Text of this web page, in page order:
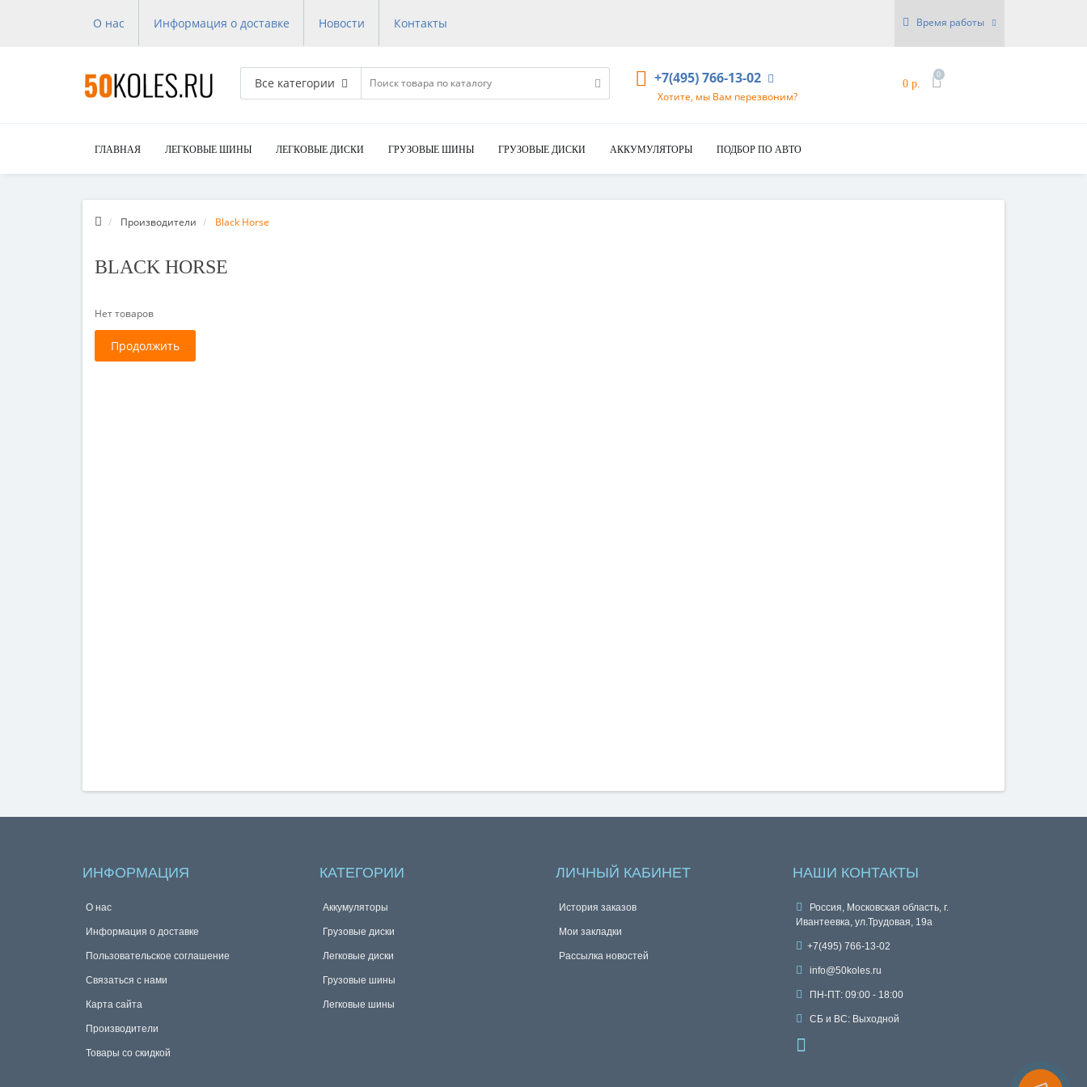
О нас Информация о доставке Новости Контакты Время работы
Все категории +7(495) 766-13-02
Хотите, мы Вам перезвоним?
0 р.
0
ГЛАВНАЯ ЛЕГКОВЫЕ ШИНЫ ЛЕГКОВЫЕ ДИСКИ ГРУЗОВЫЕ ШИНЫ ГРУЗОВЫЕ ДИСКИ АККУМУЛЯТОРЫ ПОДБОР ПО АВТО
Производители Black Horse
BLACK HORSE
Нет товаров
Продолжить
ИНФОРМАЦИЯ
О нас
Информация о доставке
Пользовательское соглашение
Связаться с нами
Карта сайта
Производители
Товары со скидкой
КАТЕГОРИИ
Аккумуляторы
Грузовые диски
Легковые диски
Грузовые шины
Легковые шины
ЛИЧНЫЙ КАБИНЕТ
История заказов
Мои закладки
Рассылка новостей
НАШИ КОНТАКТЫ
Россия, Московская область, г.
Ивантеевка, ул.Трудовая, 19а
+7(495) 766-13-02
info@50koles.ru
ПН-ПТ: 09:00 - 18:00
СБ и ВС: Выходной